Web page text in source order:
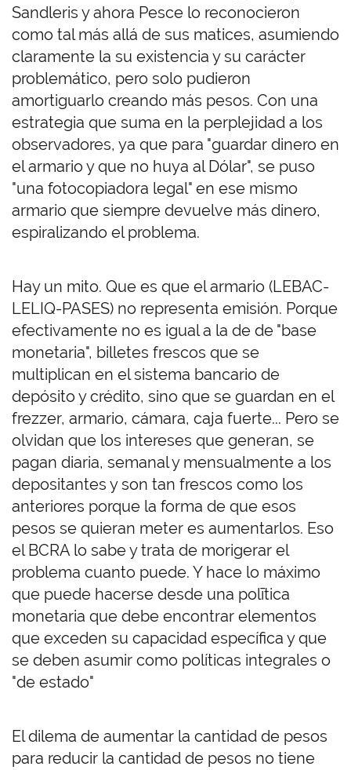
Sandleris y ahora Pesce lo reconocieron
como tal más allá de sus matices, asumiendo
claramente la su existencia y su carácter
problemático, pero solo pudieron
amortiguarlo creando más pesos. Con una
estrategia que suma en la perplejidad a los
observadores, ya que para "guardar dinero en
el armario y que no huya al Dólar", se puso
"una fotocopiadora legal" en ese mismo
armario que siempre devuelve más dinero,
espiralizando el problema.
Hay un mito. Que es que el armario (LEBAC-
LELIQ-PASES) no representa emisión. Porque
efectivamente no es igual a la de de "base
monetaria", billetes frescos que se
multiplican en el sistema bancario de
depósito y crédito, sino que se guardan en el
frezzer, armario, cámara, caja fuerte... Pero se
olvidan que los intereses que generan, se
pagan diaria, semanal y mensualmente a los
depositantes y son tan frescos como los
anteriores porque la forma de que esos
pesos se quieran meter es aumentarlos. Eso
el BCRA lo sabe y trata de morigerar el
problema cuanto puede. Y hace lo máximo
que puede hacerse desde una polītica
monetaria que debe encontrar elementos
que exceden su capacidad específica y que
se deben asumir como políticas integrales o
"de estado"
El dilema de aumentar la cantidad de pesos
para reducir la cantidad de pesos no tiene